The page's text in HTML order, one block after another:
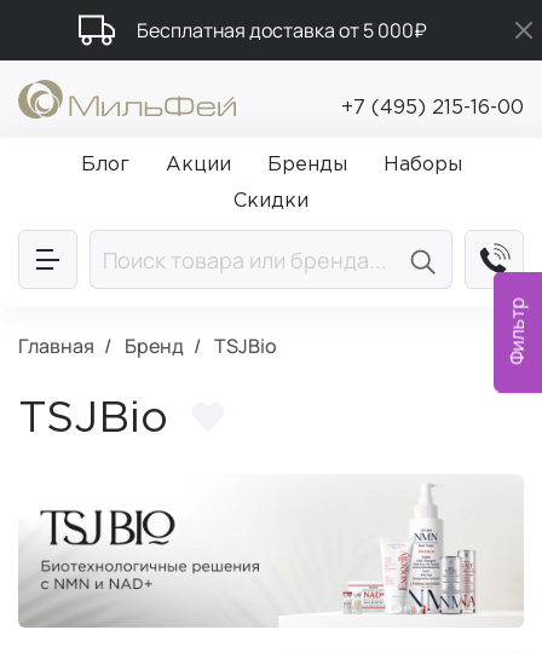
Фильтр
Бесплатная доставка от 5 000₽
Промокод ПРИВЕТ
Подарки в каждый заказ от 5 000₽
+7 (495) 215-16-00
Блог Акции Бренды
Наборы
Скидки
Главная Бренд TSJBio
TSJBio